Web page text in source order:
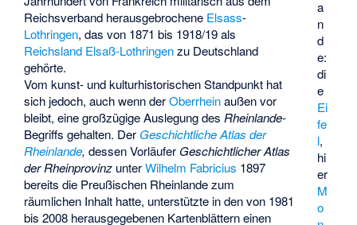
a
n
d
e:
di
e
Ei
fe
l,
hi
er
M
o
Reichsverband herausgebrochene Elsass-
Lothringen, das von 1871 bis 1918/19 als
Reichsland Elsaß-Lothringenzu Deutschland
gehörte.
Vom kunst- und kulturhistorischen Standpunkt hat
sich jedoch, auch wenn derOberrheinaußen vor
bleibt, eine großzügige Auslegung des Rheinlande-
Begriffs gehalten. Der Geschichtliche Atlas der
Rheinlande, dessen Vorläufer Geschichtlicher Atlas
der Rheinprovinz unterWilhelm Fabricius 1897
bereits die Preußischen Rheinlande zum
räumlichen Inhalt hatte, unterstützte in den von 1981
bis 2008 herausgegebenen Kartenblättern einen